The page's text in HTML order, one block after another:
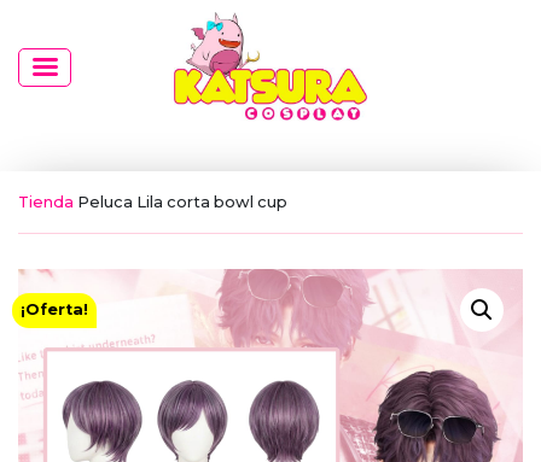
Tienda Peluca Lila corta bowl cup
¡Oferta!